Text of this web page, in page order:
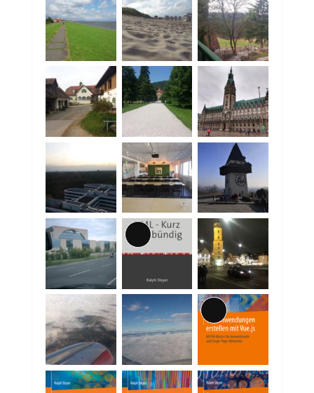
Lange
Beschreibung
Lange
Beschreibung